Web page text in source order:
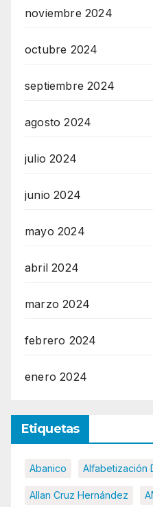
noviembre 2024
octubre 2024
septiembre 2024
agosto 2024
julio 2024
junio 2024
mayo 2024
abril 2024
marzo 2024
febrero 2024
enero 2024
Etiquetas
Abanico Alfabetización
Allan Cruz Hernández